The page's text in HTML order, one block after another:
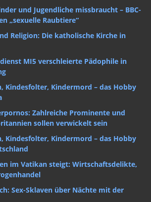
und Jugendliche missbraucht – BBC-
„sexuelle Raubtiere“
Religion: Die katholische Kirche in
MI5 verschleierte Pädophile in
Kindesfolter, Kindermord – das Hobby
Zahlreiche Prominente und
sollen verwickelt sein
Kindesfolter, Kindermord – das Hobby
im Vatikan steigt: Wirtschaftsdelikte,
Sex-Sklaven über Nächte mit der